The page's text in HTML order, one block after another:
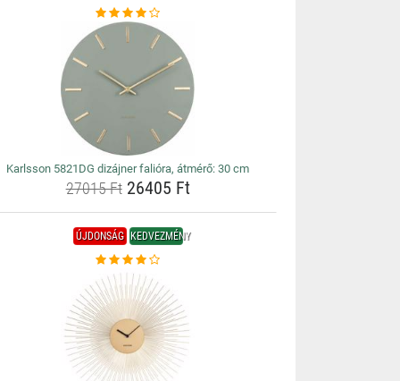
Karlsson 5821DG dizájner falióra, átmérő: 30 cm
27015 Ft26405 Ft
ÚJDONSÁG KEDVEZMÉNY